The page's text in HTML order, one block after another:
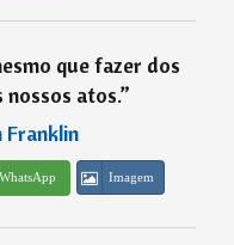
que fazer dos
atos.”
Franklin
WhatsApp Imagem